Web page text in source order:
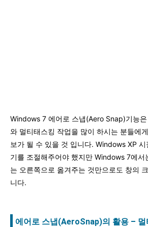
Windows 7 에어로 스냅(Aero Snap)기능
와 멀티태스킹 작업을 많이 하시는 분들에
보가 될 수 있을 것 입니다. Windows XP
기를 조절해주어야 했지만 Windows 7에서
는 오른쪽으로 옮겨주는 것만으로도 창의
니다.
에어로 스냅(AeroSnap)의 활용 – 멀